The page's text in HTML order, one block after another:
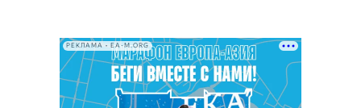
РЕКЛАМА • EA-M.ORG